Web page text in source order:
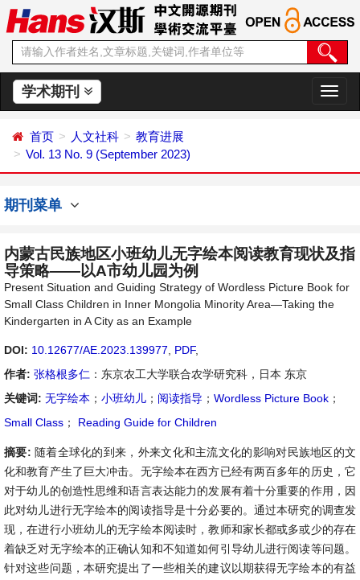
学术期刊
切
换
首页 人文社科
教育进展
Vol. 13 No. 9 (September 2023)
期刊菜单
内蒙古民族地区小班幼儿无字绘本阅读教育现状及指
导策略——以A市幼儿园为例
Present Situation and Guiding Strategy of Wordless Picture Book for
Small Class Children in Inner Mongolia Minority Area—Taking the
Kindergarten in A City as an Example
DOI: 10.12677/AE.2023.139977 PDF,
作者: 张格根多仁 ：东京农工大学联合农学研究科，日本 东京
关键词: 无字绘本 ； 小班幼儿 ； 阅读指导 ； Wordless Picture Book ；
Small Class ； Reading Guide for Children
摘要: 随着全球化的到来，外来文化和主流文化的影响对民族地区的文
化和教育产生了巨大冲击。无字绘本在西方已经有两百多年的历史，它
对于幼儿的创造性思维和语言表达能力的发展有着十分重要的作用，因
此对幼儿进行无字绘本的阅读指导是十分必要的。通过本研究的调查发
现，在进行小班幼儿的无字绘本阅读时，教师和家长都或多或少的存在
着缺乏对无字绘本的正确认知和不知道如何引导幼儿进行阅读等问题。
针对这些问题，本研究提出了一些相关的建议以期获得无字绘本的有益